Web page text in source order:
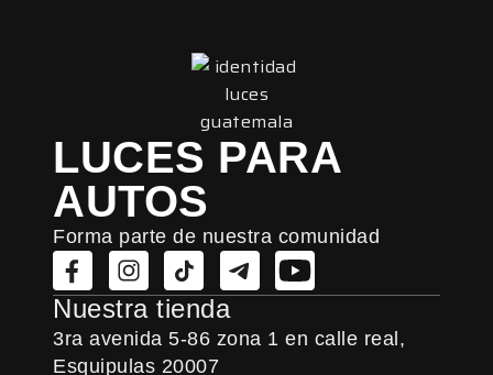
LUCES PARA
AUTOS
Forma parte de nuestra comunidad
Nuestra tienda
3ra avenida 5-86 zona 1 en calle real,
Esquipulas 20007